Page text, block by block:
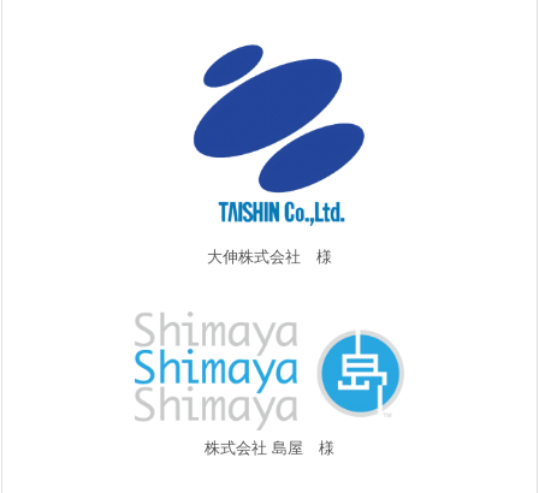
大伸株式会社 様
株式会社 島屋 様